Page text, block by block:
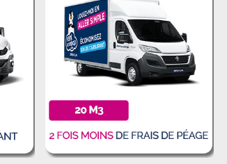
Super service et véhicule conforme au…
Martinussen-Le Dimanche 09 Février 2025 à
Super service et véhicule conforme au attente, et